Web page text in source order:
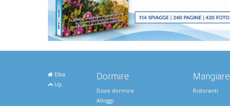
Elba
Up
Dormire
Dove dormire
Alloggi
Mangiare
Ristoranti